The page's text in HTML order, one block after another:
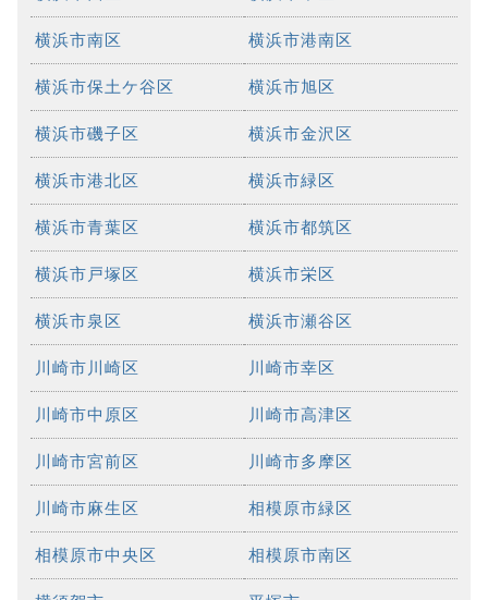
横浜市南区 横浜市港南区
横浜市保土ケ谷区 横浜市旭区
横浜市磯子区 横浜市金沢区
横浜市港北区 横浜市緑区
横浜市青葉区 横浜市都筑区
横浜市戸塚区 横浜市栄区
横浜市泉区 横浜市瀬谷区
川崎市川崎区 川崎市幸区
川崎市中原区 川崎市高津区
川崎市宮前区 川崎市多摩区
川崎市麻生区 相模原市緑区
相模原市中央区 相模原市南区